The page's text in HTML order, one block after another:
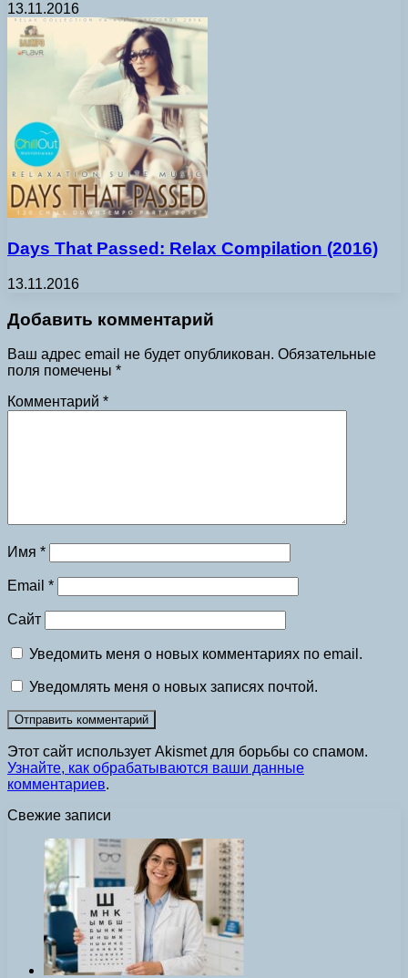
13.11.2016
Days That Passed: Relax Compilation (2016)
13.11.2016
Добавить комментарий
Ваш адрес email не будет опубликован. Обязательные
поля помечены *
Комментарий *
Имя *
Email *
Сайт
Уведомить меня о новых комментариях по email.
Уведомлять меня о новых записях почтой.
Этот сайт использует Akismet для борьбы со спамом.
Узнайте, как обрабатываются ваши данные
комментариев.
Свежие записи